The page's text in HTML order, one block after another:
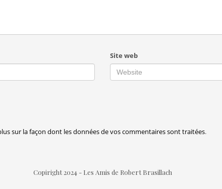
Site web
sur la façon dont les données de vos commentaires sont traitées.
Copiright 2024 - Les Amis de Robert Brasillach